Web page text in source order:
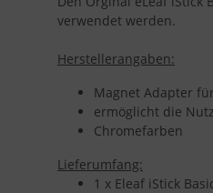
verwendet werden.
Herstellerangaben:
Magnet Adapter
ermöglicht die
Chromefarben
Lieferumfang:
1 x Eleaf iStick